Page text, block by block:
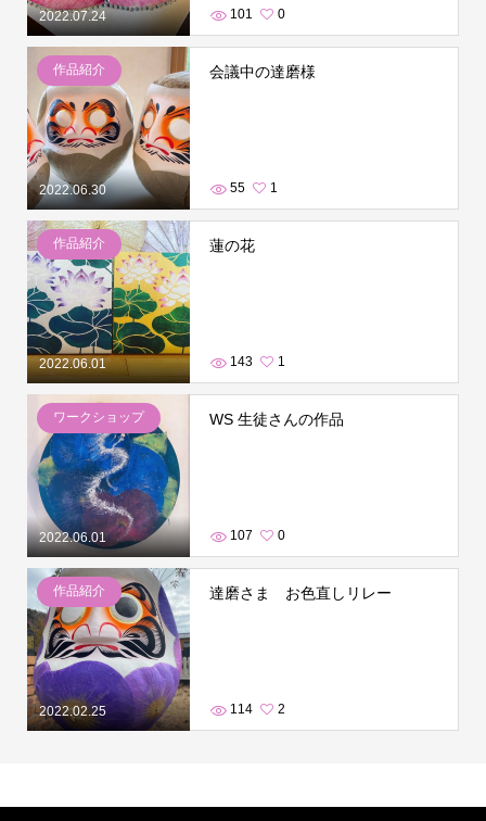
2022.07.24 101 0
2022.06.30
作品紹介 会議中の達磨様
55 1
2022.06.01
作品紹介 蓮の花
143 1
2022.06.01
ワークショップ WS 生徒さんの作品
107 0
2022.02.25
作品紹介 達磨さま お色直しリレー
114 2